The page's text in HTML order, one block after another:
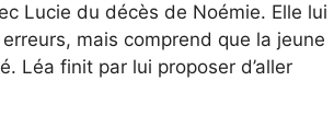
Lucie du décès de Noémie. Elle lui
mais comprend que la jeune
Léa finit par lui proposer d’aller